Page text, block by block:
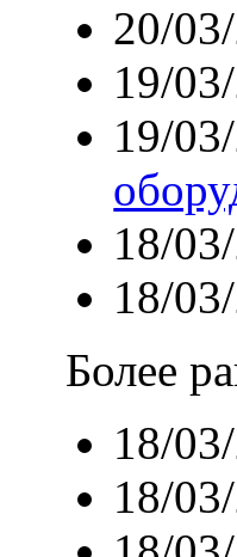
20/
19/
19/
18/
18/
Более
18/
18/